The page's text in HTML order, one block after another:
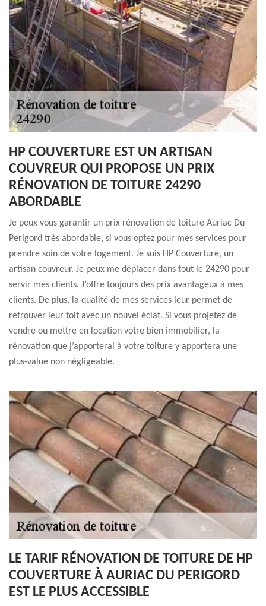
HP COUVERTURE EST UN ARTISAN
COUVREUR QUI PROPOSE UN PRIX
RÉNOVATION DE TOITURE 24290
ABORDABLE
Je peux vous garantir un prix rénovation de toiture Auriac Du
Perigord très abordable, si vous optez pour mes services pour
prendre soin de votre logement. Je suis HP Couverture, un
artisan couvreur. Je peux me déplacer dans tout le 24290 pour
servir mes clients. J’offre toujours des prix avantageux à mes
clients. De plus, la qualité de mes services leur permet de
retrouver leur toit avec un nouvel éclat. Si vous projetez de
vendre ou mettre en location votre bien immobilier, la
rénovation que j’apporterai à votre toiture y apportera une
plus-value non négligeable.
LE TARIF RÉNOVATION DE TOITURE DE HP
COUVERTURE À AURIAC DU PERIGORD
EST LE PLUS ACCESSIBLE